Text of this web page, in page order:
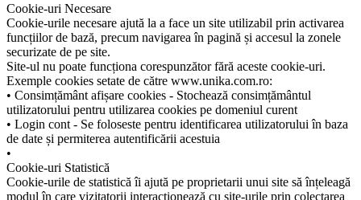
Cookie-uri Necesare
Cookie-urile necesare ajută la a face un site utilizabil prin activarea
funcțiilor de bază, precum navigarea în pagină și accesul la zonele
securizate de pe site.
Site-ul nu poate funcționa corespunzător fără aceste cookie-uri.
Exemple cookies setate de către www.unika.com.ro:
• Consimțământ afișare cookies - Stochează consimțământul
utilizatorului pentru utilizarea cookies pe domeniul curent
• Login cont - Se foloseste pentru identificarea utilizatorului în baza
de date și permiterea autentificării acestuia
•
Cookie-uri Statistică
Cookie-urile de statistică îi ajută pe proprietarii unui site să înțeleagă
modul în care vizitatorii interacționează cu site-urile prin colectarea